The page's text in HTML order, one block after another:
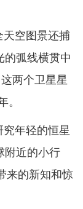
空图景还捕
弧线横贯中
两个卫星星
年轻的恒星
附近的小行
来的新知和惊